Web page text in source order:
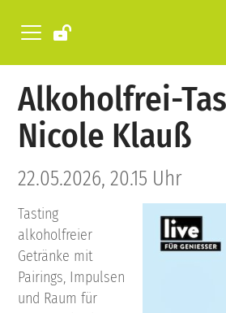
Alkoholfrei-
Nicole Klauß
22.05.2026, 20.15 Uhr
Tasting
alkoholfreier
Getränke mit
Pairings, Impulsen
und Raum für